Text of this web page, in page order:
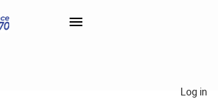
Log in